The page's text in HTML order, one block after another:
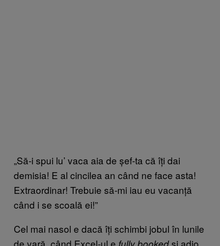
„Să-i spui lu’ vaca aia de șef-ta că îți dai
demisia! E al cincilea an când ne face asta!
Extraordinar! Trebuie să-mi iau eu vacanță
când i se scoală ei!”
Cel mai nasol e dacă îți schimbi jobul în lunile
de vară, când Excel-ul e
și adio,